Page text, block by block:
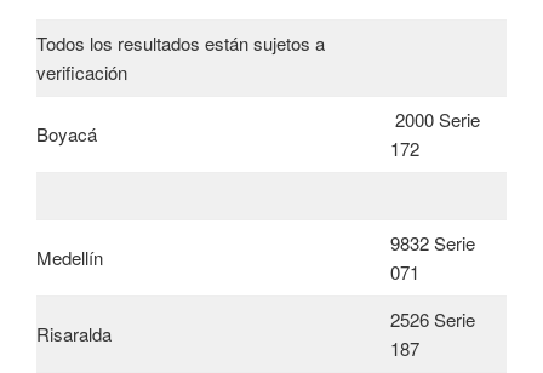
Todos los resultados están sujetos a
verificación
Boyacá
2000 Serie
172
Medellín
9832 Serie
071
Risaralda
2526 Serie
187